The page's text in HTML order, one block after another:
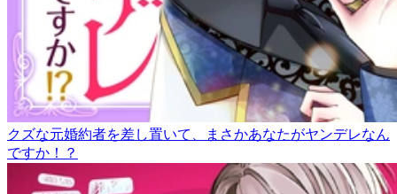
クズな元婚約者を差し置いて、まさかあなたがヤンデレなん
ですか！？